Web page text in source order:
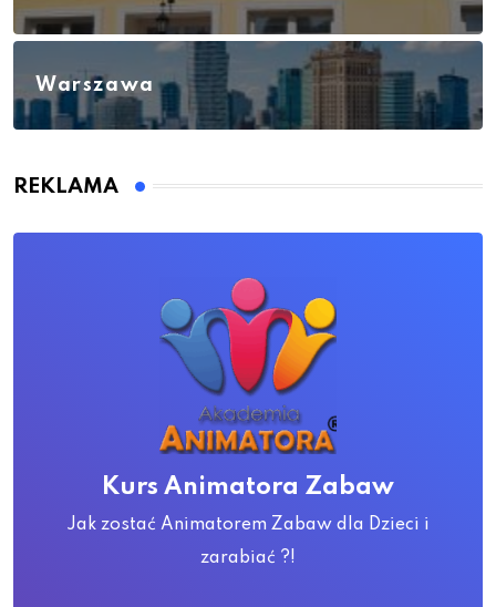
Warszawa
REKLAMA
Kurs Animatora Zabaw
Jak zostać Animatorem Zabaw dla Dzieci i
zarabiać ?!